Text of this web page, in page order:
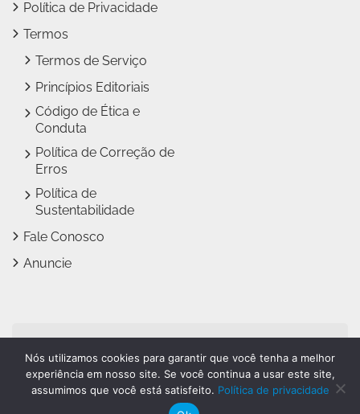
Política de Privacidade
Termos
Termos de Serviço
Princípios Editoriais
Código de Ética e
Conduta
Política de Correção de
Erros
Política de
Sustentabilidade
Fale Conosco
Anuncie
Jundiaí Notícias faz parte
doGrupo Novo Dia
Nós utilizamos cookies para garantir que você tenha a melhor
experiência em nosso site. Se você continua a usar este site,
assumimos que você está satisfeito. Política de privacidade